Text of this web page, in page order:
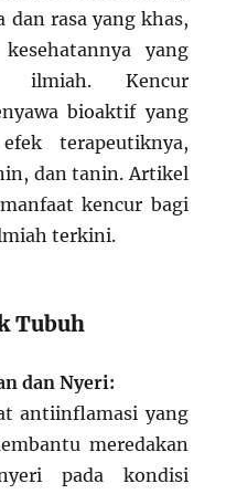
rasa yang khas,
yang
ilmiah. Kencur
bioaktif yang
terapeutiknya,
dan tanin. Artikel
kencur bagi
terkini.
Tubuh
dan Nyeri:
antiinflamasi yang
meredakan
pada kondisi